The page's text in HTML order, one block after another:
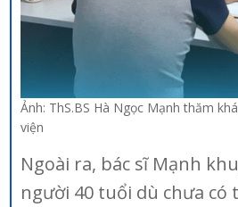
Ảnh: ThS.BS Hà Ngọc Mạnh thăm
viện
Ngoài ra, bác sĩ Mạnh
người 40 tuổi dù chưa có